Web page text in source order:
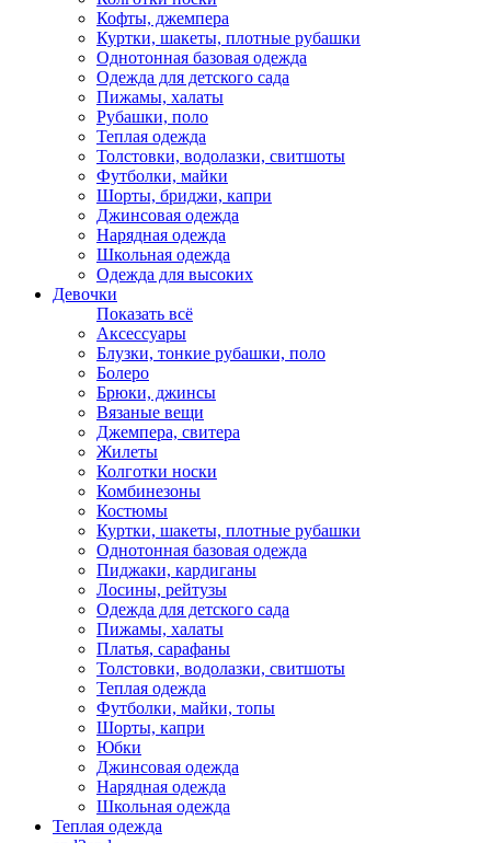
Кофты, джемпера
Куртки, шакеты, плотные рубашки
Однотонная базовая одежда
Одежда для детского сада
Пижамы, халаты
Рубашки, поло
Теплая одежда
Толстовки, водолазки, свитшоты
Футболки, майки
Шорты, бриджи, капри
Джинсовая одежда
Нарядная одежда
Школьная одежда
Одежда для высоких
Девочки
Показать всё
Аксессуары
Блузки, тонкие рубашки, поло
Болеро
Брюки, джинсы
Вязаные вещи
Джемпера, свитера
Жилеты
Колготки носки
Комбинезоны
Костюмы
Куртки, шакеты, плотные рубашки
Однотонная базовая одежда
Пиджаки, кардиганы
Лосины, рейтузы
Одежда для детского сада
Пижамы, халаты
Платья, сарафаны
Толстовки, водолазки, свитшоты
Теплая одежда
Футболки, майки, топы
Шорты, капри
Юбки
Джинсовая одежда
Нарядная одежда
Школьная одежда
Теплая одежда